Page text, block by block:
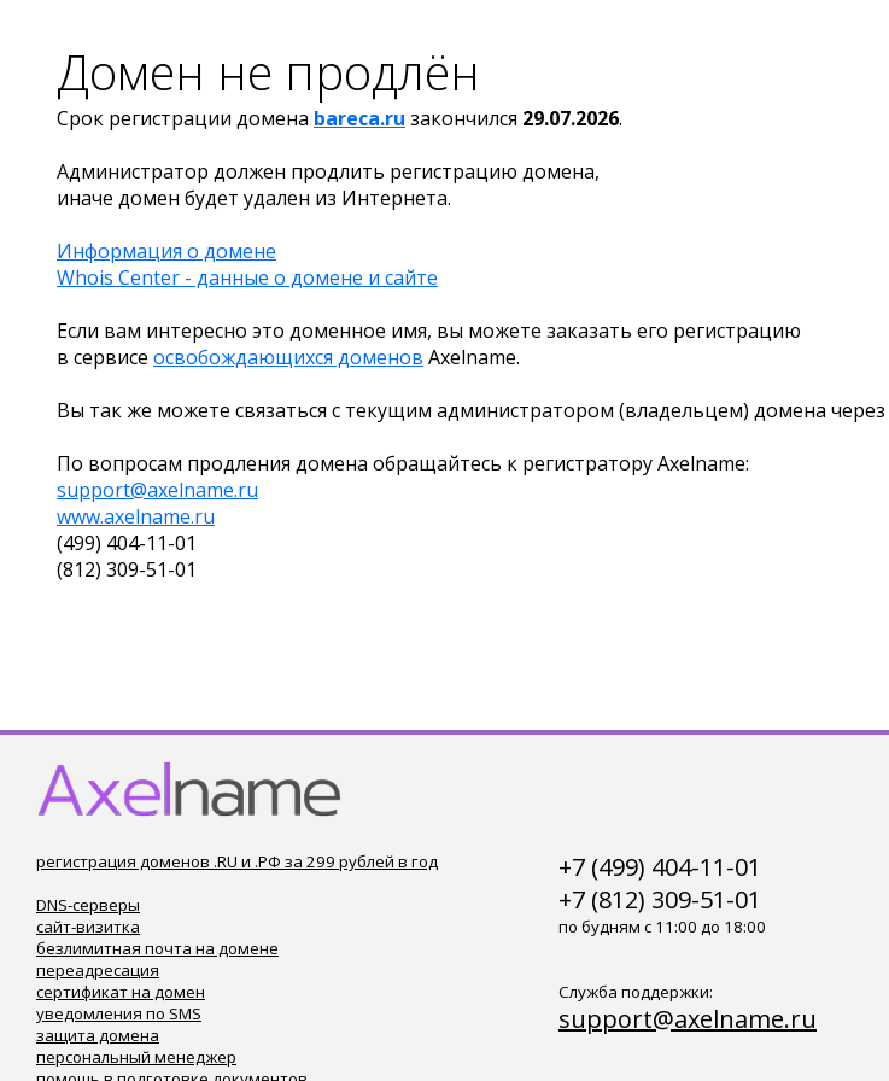
Домен не продлён
Срок регистрации домена bareca.ru закончился 29.07.2026.
Администратор должен продлить регистрацию домена,
иначе домен будет удален из Интернета.
Информация о домене
Whois Center - данные о домене и сайте
Если вам интересно это доменное имя, вы можете заказать его регистрацию
в сервисе освобождающихся доменов Axelname.
Вы так же можете связаться с текущим администратором (владельцем) домена через
По вопросам продления домена обращайтесь к регистратору Axelname:
support@axelname.ru
www.axelname.ru
(499) 404-11-01
(812) 309-51-01
регистрация доменов .RU и .РФ за 299 рублей в год
DNS-серверы
сайт-визитка
безлимитная почта на домене
переадресация
сертификат на домен
уведомления по SMS
защита домена
персональный менеджер
+7 (499) 404-11-01
+7 (812) 309-51-01
по будням с 11:00 до 18:00
Служба поддержки:
support@axelname.ru